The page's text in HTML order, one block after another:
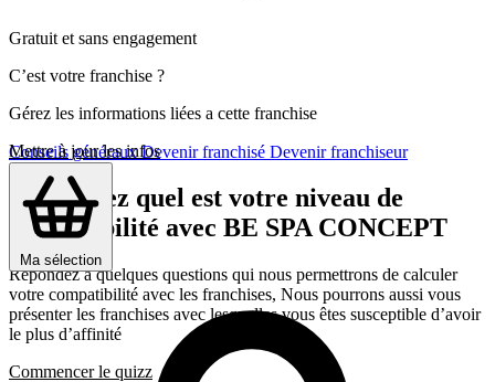
Conseils générauxDevenir franchisé Devenir franchiseur
Ma sélection
Gratuit et sans engagement
C’est votre franchise ?
Gérez les informations liées a cette franchise
Mettre à jour les infos
Découvrez quel est votre niveau de
compatibilité avec BE SPA CONCEPT
Répondez a quelques questions qui nous permettrons de calculer
votre compatibilité avec les franchises, Nous pourrons aussi vous
présenter les franchises avec lesquelles vous êtes susceptible d’avoir
le plus d’affinité
Commencer le quizz